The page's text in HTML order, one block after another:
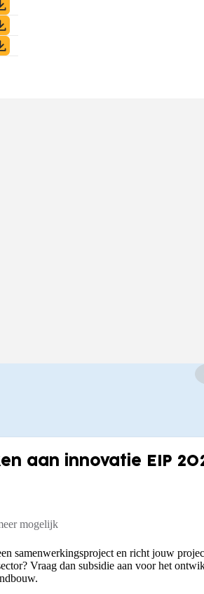
aan innovatie EIP
mogelijk
samenwerkingsproject en richt jouw
Vraag dan subsidie aan voor het